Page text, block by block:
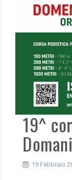
19^
Domani
19 Febbraio